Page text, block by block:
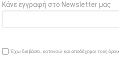
Κάνε εγγραφή στο Newsletter μας
Έχω διαβάσει, κατανοώ και αποδέχομαι τους